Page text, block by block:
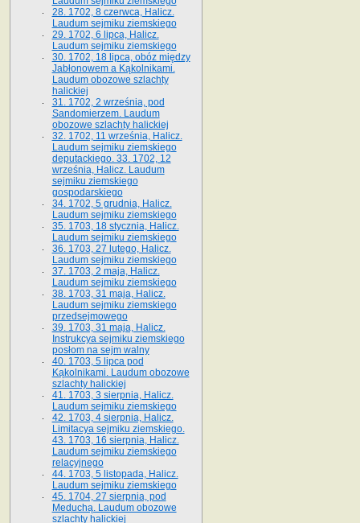
28. 1702, 8 czerwca, Halicz.
Laudum sejmiku ziemskiego
29. 1702, 6 lipca, Halicz.
Laudum sejmiku ziemskiego
30. 1702, 18 lipca, obóz między
Jabłonowem a Kąkolnikami.
Laudum obozowe szlachty
halickiej
31. 1702, 2 września, pod
Sandomierzem. Laudum
obozowe szlachty halickiej
32. 1702, 11 września, Halicz.
Laudum sejmiku ziemskiego
deputackiego. 33. 1702, 12
września, Halicz. Laudum
sejmiku ziemskiego
gospodarskiego
34. 1702, 5 grudnia, Halicz.
Laudum sejmiku ziemskiego
35. 1703, 18 stycznia, Halicz.
Laudum sejmiku ziemskiego
36. 1703, 27 lutego, Halicz.
Laudum sejmiku ziemskiego
37. 1703, 2 maja, Halicz.
Laudum sejmiku ziemskiego
38. 1703, 31 maja, Halicz.
Laudum sejmiku ziemskiego
przedsejmowego
39. 1703, 31 maja, Halicz.
Instrukcya sejmiku ziemskiego
posłom na sejm walny
40. 1703, 5 lipca pod
Kąkolnikami. Laudum obozowe
szlachty halickiej
41­. 1703, 3 sierpnia, Halicz.
Laudum sejmiku ziemskiego
42. 1703, 4 sierpnia, Halicz.
Limitacya sejmiku ziemskiego.
43. 1703, 16 sierpnia, Halicz.
Laudum sejmiku ziemskiego
relacyjnego
44. 1703, 5 listopada, Halicz.
Laudum sejmiku ziemskiego
45. 1704, 27 sierpnia, pod
Meduchą. Laudum obozowe
szlachty halickiej